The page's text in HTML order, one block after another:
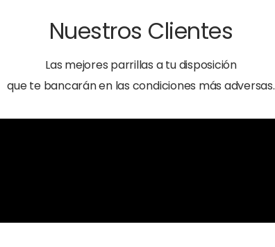
Nuestros Clientes
Las mejores parrillas a tu disposición
que te bancarán en las condiciones más adversas.